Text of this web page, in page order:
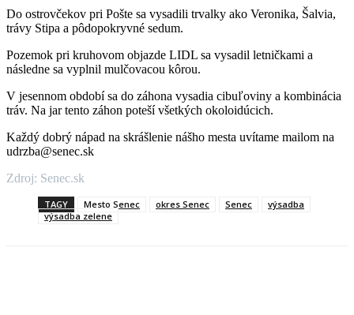
Do ostrovčekov pri Pošte sa vysadili trvalky ako Veronika, Šalvia,
trávy Stipa a pôdopokryvné sedum.
Pozemok pri kruhovom objazde LIDL sa vysadil letničkami a
následne sa vyplnil mulčovacou kôrou.
V jesennom období sa do záhona vysadia cibuľoviny a kombinácia
tráv. Na jar tento záhon poteší všetkých okoloidúcich.
Každý dobrý nápad na skrášlenie nášho mesta uvítame mailom na
udrzba@senec.sk
Zdroj: Senec.sk
TAGY Mesto Senec okres Senec Senec
výsadba
výsadba zelene